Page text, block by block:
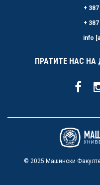
+
+
info
ПРАТИТЕ НАС
© 2025 Машински